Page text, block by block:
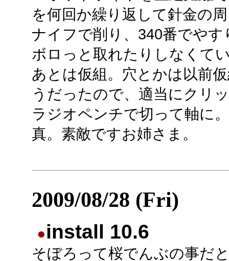
を何回か繰り返して針金の
ナイフで削り、340番でや
ボロっと取れたりしなくて
あとは仮組。穴とかは以前
うだったので、適当にクリ
ラジオペンチで切って軸に
真。素敵ですお姉さま。
2009/08/28 (Fri)
●install 10.6
そぼろって桜でんぶの事だ